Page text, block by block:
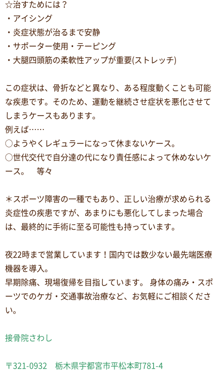
☆治すためには？
・アイシング
・炎症状態が治るまで安静
・サポーター使用・テーピング
・大腿四頭筋の柔軟性アップが重要(ストレッチ)
この症状は、骨折などと異なり、ある程度動くことも可能
な疾患です。そのため、運動を継続させ症状を悪化させて
しまうケースもあります。
例えば……
○ようやくレギュラーになって休まないケース。
○世代交代で自分達の代になり責任感によって休めないケ
ース。 等々
＊スポーツ障害の一種でもあり、正しい治療が求められる
炎症性の疾患ですが、あまりにも悪化してしまった場合
は、最終的に手術に至る可能性も持っています。
夜22時まで営業しています！国内では数少ない最先端医療
機器を導入。
早期除痛、現場復帰を目指しています。 身体の痛み・スポ
ーツでのケガ・交通事故治療など、お気軽にご相談くださ
い。
接骨院さわし
〒321-0932 栃木県宇都宮市平松本町781-4